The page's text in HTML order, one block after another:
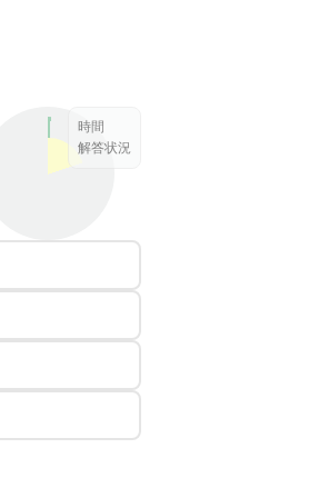
時間
解答状況